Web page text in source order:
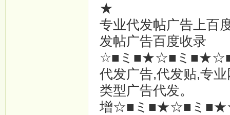
★
专业代发帖广告上百
发帖广告百度收录
☆■ミ■★☆■ミ
代发广告,代发贴,专
类型广告代发。
增☆■ミ■★☆■ミ